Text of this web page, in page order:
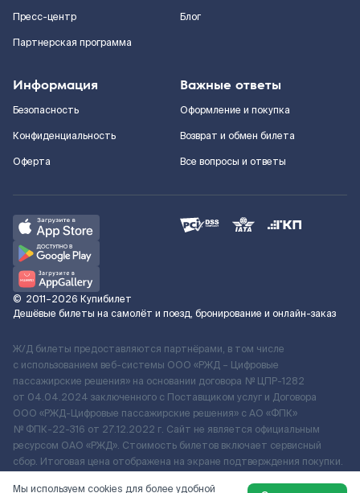
Пресс-центр
Партнерская программа
Блог
Информация
Безопасность
Конфиденциальность
Оферта
Важные ответы
Оформление и покупка
Возврат и обмен билета
Все вопросы и ответы
© 2011–2026 Купибилет
Дешёвые билеты на самолёт и поезд, бронирование и онлайн-заказ
Ж/Д билеты предоставляются партнёрами, в том числе
с использованием веб-системы ООО «РЖД – Цифровые
пассажирские решения» на основании договора № ЦПР-1282
от 04.04.2024 заключенного с Поставщиком услуг и Договора
ООО «РЖД-Цифровые пассажирские решения» c АО «ФПК»
№ ФПК-22-316 от 27.12.2022 г. Сайт не является официальным
ресурсом ОАО «РЖД». Стоимость билетов включает сервисный
сбор. Итоговая цена отображена на экране подтверждения покупки.
Мы используем cookies для более удобной